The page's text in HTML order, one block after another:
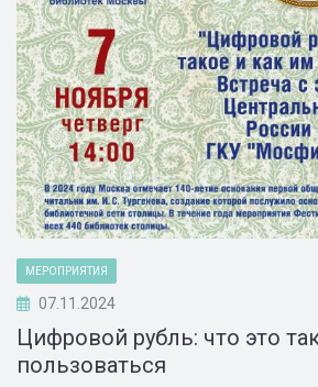
МЕРОПРИЯТИЯ
07.11.2024
Цифровой рубль: что это
пользоваться